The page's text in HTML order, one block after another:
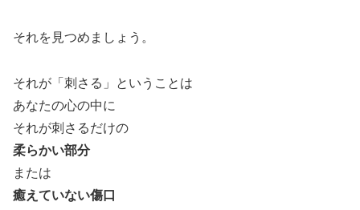
それを見つめましょう。
それが「刺さる」ということは
あなたの心の中に
それが刺さるだけの
柔らかい部分
または
癒えていない傷口